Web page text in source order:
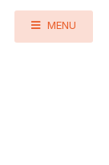
MENU